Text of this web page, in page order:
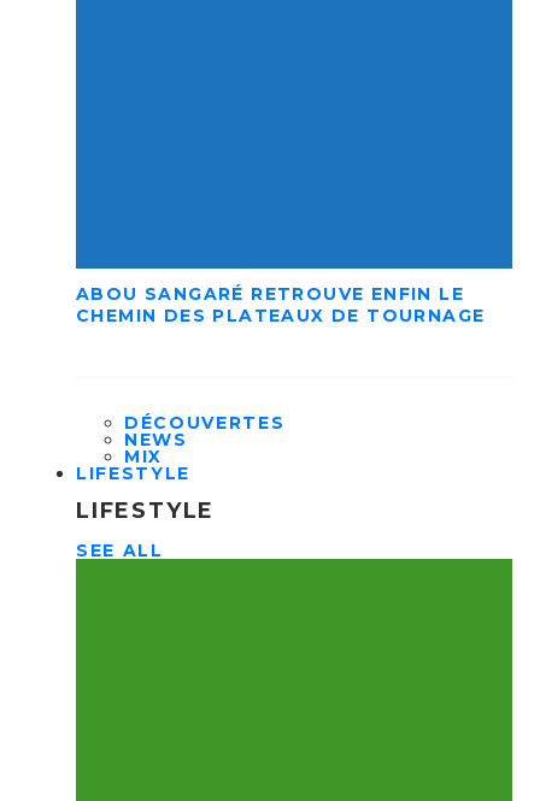
ABOU SANGARÉ RETROUVE ENFIN LE
CHEMIN DES PLATEAUX DE TOURNAGE
DÉCOUVERTES
NEWS
MIX
LIFESTYLE
LIFESTYLE
SEE ALL